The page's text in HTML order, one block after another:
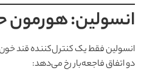
انسولین: هورمون
انسولین فقط یک کنترل‌کننده قند
دو اتفاق فاجعه‌بار رخ می‌دهد: